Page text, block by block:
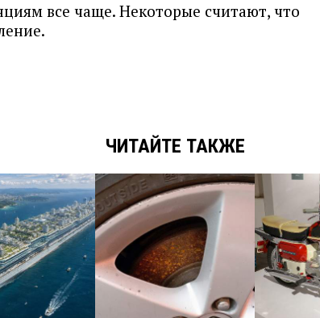
все чаще. Некоторые считают, что
ЧИТАЙТЕ ТАКЖЕ